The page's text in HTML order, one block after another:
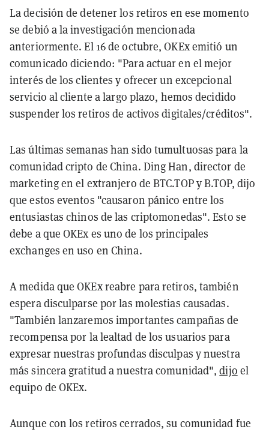
La decisión de detener los retiros en ese momento
se debió a la investigación mencionada
anteriormente. El 16 de octubre, OKEx emitió un
comunicado diciendo: "Para actuar en el mejor
interés de los clientes y ofrecer un excepcional
servicio al cliente a largo plazo, hemos decidido
suspender los retiros de activos digitales/créditos".
Las últimas semanas han sido tumultuosas para la
comunidad cripto de China. Ding Han, director de
marketing en el extranjero de BTC.TOP y B.TOP, dijo
que estos eventos "causaron pánico entre los
entusiastas chinos de las criptomonedas". Esto se
debe a que OKEx es uno de los principales
exchanges en uso en China.
A medida que OKEx reabre para retiros, también
espera disculparse por las molestias causadas.
"También lanzaremos importantes campañas de
recompensa por la lealtad de los usuarios para
expresar nuestras profundas disculpas y nuestra
más sincera gratitud a nuestra comunidad",dijo el
equipo de OKEx.
Aunque con los retiros cerrados, su comunidad fue